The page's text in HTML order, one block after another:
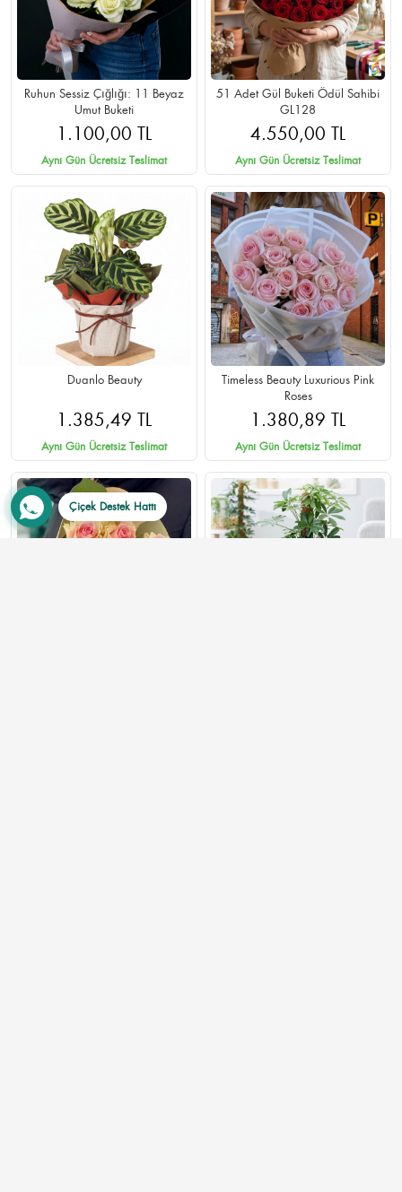
Ruhun Sessiz Çığlığı: 11 Beyaz
Umut Buketi
1.100,00 TL
Aynı Gün Ücretsiz Teslimat
51 Adet Gül Buketi Ödül Sahibi
GL128
4.550,00 TL
Aynı Gün Ücretsiz Teslimat
Duanlo Beauty
1.385,49 TL
Aynı Gün Ücretsiz Teslimat
Timeless Beauty Luxurious Pink
Roses
1.380,89 TL
Aynı Gün Ücretsiz Teslimat
Çiçek Destek Hattı